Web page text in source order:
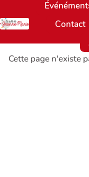
Aller au contenu
Contact
Cette page n'existe